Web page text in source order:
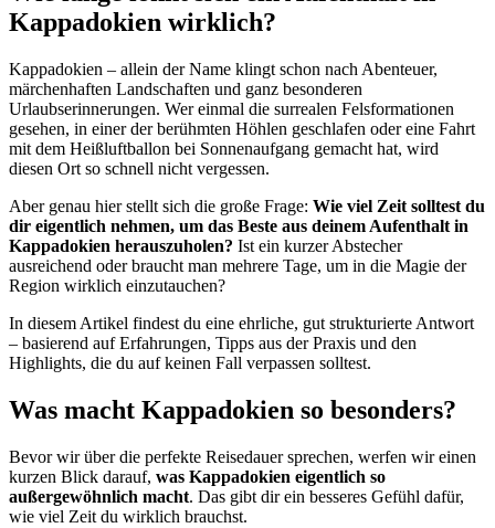
Kappadokien wirklich?
Kappadokien – allein der Name klingt schon nach Abenteuer,
märchenhaften Landschaften und ganz besonderen
Urlaubserinnerungen. Wer einmal die surrealen Felsformationen
gesehen, in einer der berühmten Höhlen geschlafen oder eine Fahrt
mit dem Heißluftballon bei Sonnenaufgang gemacht hat, wird
diesen Ort so schnell nicht vergessen.
Aber genau hier stellt sich die große Frage: Wie viel Zeit solltest du
dir eigentlich nehmen, um das Beste aus deinem Aufenthalt in
Kappadokien herauszuholen? Ist ein kurzer Abstecher
ausreichend oder braucht man mehrere Tage, um in die Magie der
Region wirklich einzutauchen?
In diesem Artikel findest du eine ehrliche, gut strukturierte Antwort
– basierend auf Erfahrungen, Tipps aus der Praxis und den
Highlights, die du auf keinen Fall verpassen solltest.
Was macht Kappadokien so besonders?
Bevor wir über die perfekte Reisedauer sprechen, werfen wir einen
kurzen Blick darauf, was Kappadokien eigentlich so
außergewöhnlich macht. Das gibt dir ein besseres Gefühl dafür,
wie viel Zeit du wirklich brauchst.